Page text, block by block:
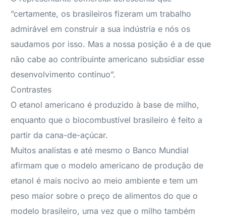
”certamente, os brasileiros fizeram um trabalho
admirável em construir a sua indústria e nós os
saudamos por isso. Mas a nossa posição é a de que
não cabe ao contribuinte americano subsidiar esse
desenvolvimento contínuo”.
Contrastes
O etanol americano é produzido à base de milho,
enquanto que o biocombustível brasileiro é feito a
partir da cana-de-açúcar.
Muitos analistas e até mesmo o Banco Mundial
afirmam que o modelo americano de produção de
etanol é mais nocivo ao meio ambiente e tem um
peso maior sobre o preço de alimentos do que o
modelo brasileiro, uma vez que o milho também